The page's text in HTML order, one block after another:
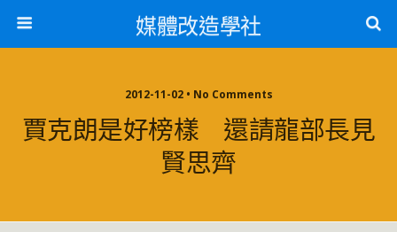
媒體改造學社
2012-11-02 • No Comments
賈克朗是好榜樣 還請龍部長見
賢思齊